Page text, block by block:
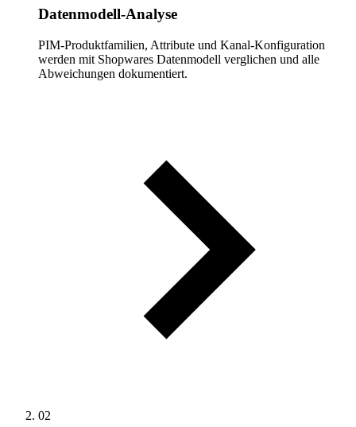
Datenmodell-Analyse
PIM-Produktfamilien, Attribute und Kanal-Konfiguration
werden mit Shopwares Datenmodell verglichen und alle
Abweichungen dokumentiert.
02